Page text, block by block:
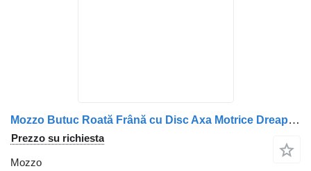
Mozzo Butuc Roată Frână cu Disc Axa Motrice Dreapta per camion Renault 7422105673 7422036891 7422018420 7420515093 21575117 7421892566
Prezzo su richiesta
Mozzo